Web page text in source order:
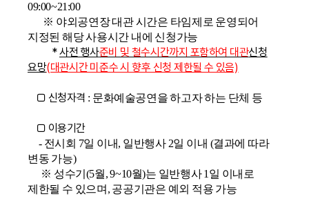
09:00~21:00
※ 야외공연장 대관 시간은 타임제로 운영되어
지정된 해당 사용시간 내에 신청가능
*사전 행사준비 및 철수시간까지 포함하여 대관신청
요망(대관시간 미준수 시 향후 신청 제한될 수 있음)
□ 신청자격 : 문화예술공연을 하고자 하는 단체 등
□ 이용기간
- 전시회 7일 이내, 일반행사 2일 이내 (결과에 따라
변동 가능)
※ 성수기(5월, 9~10월)는 일반행사 1일 이내로
제한될 수 있으며, 공공기관은 예외 적용 가능